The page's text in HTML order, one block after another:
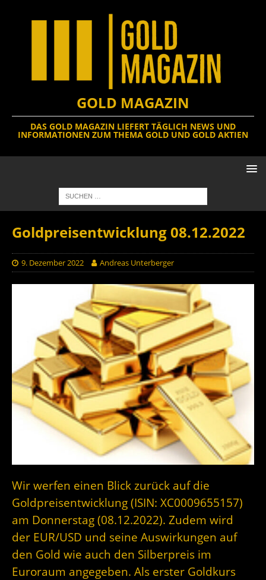
GOLD MAGAZIN
DAS GOLD MAGAZIN LIEFERT TÄGLICH NEWS UND
INFORMATIONEN ZUM THEMA GOLD UND GOLD AKTIEN
Goldpreisentwicklung 08.12.2022
9. Dezember 2022 Andreas Unterberger
Wir werfen einen Blick zurück auf die
Goldpreisentwicklung (ISIN: XC0009655157)
am Donnerstag (08.12.2022). Zudem wird
der EUR/USD und seine Auswirkungen auf
den Gold wie auch den Silberpreis im
Euroraum angegeben. Als erster Goldkurs